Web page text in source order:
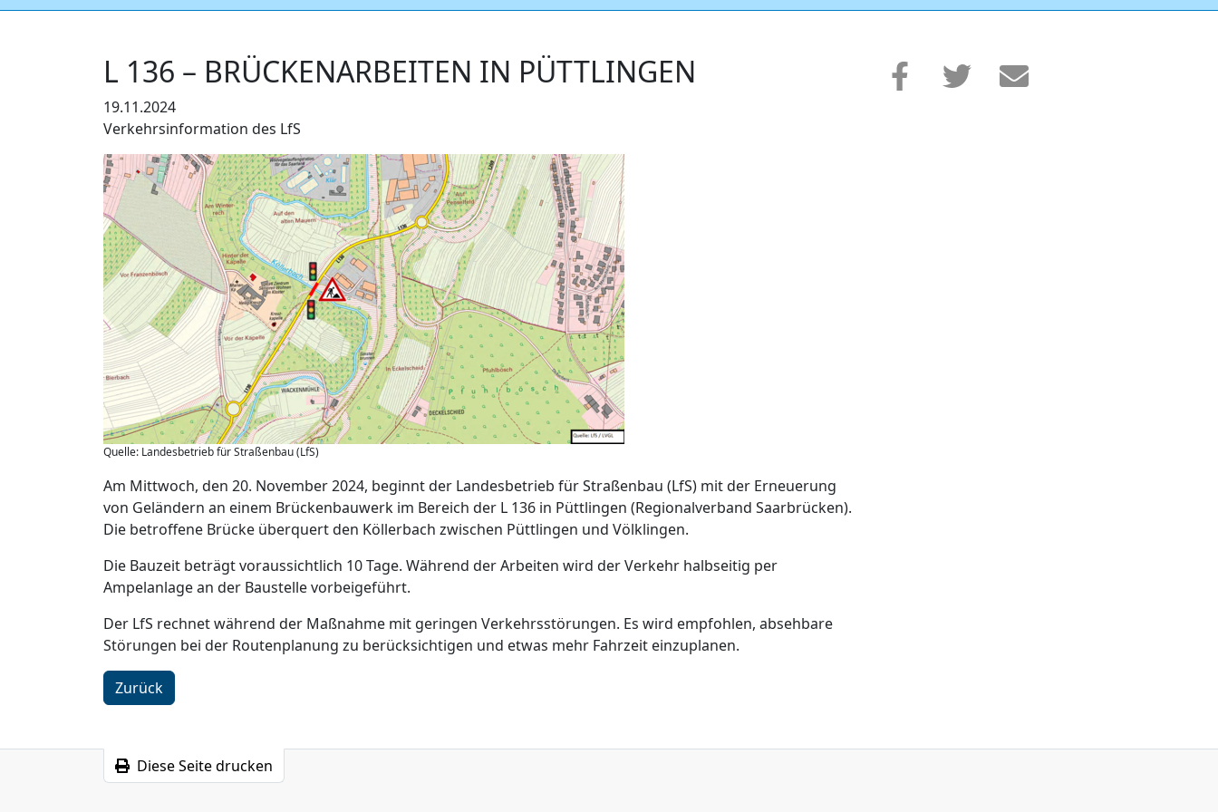
L 136 – BRÜCKENARBEITEN IN PÜTTLINGEN
19.11.2024
Verkehrsinformation des LfS
Quelle: Landesbetrieb für Straßenbau (LfS)
Am Mittwoch, den 20. November 2024, beginnt der Landesbetrieb für Straßenbau (LfS) mit der Erneuerung
von Geländern an einem Brückenbauwerk im Bereich der L 136 in Püttlingen (Regionalverband Saarbrücken).
Die betroffene Brücke überquert den Köllerbach zwischen Püttlingen und Völklingen.
Die Bauzeit beträgt voraussichtlich 10 Tage. Während der Arbeiten wird der Verkehr halbseitig per
Ampelanlage an der Baustelle vorbeigeführt.
Der LfS rechnet während der Maßnahme mit geringen Verkehrsstörungen. Es wird empfohlen, absehbare
Störungen bei der Routenplanung zu berücksichtigen und etwas mehr Fahrzeit einzuplanen.
Zurück
Diese Seite drucken